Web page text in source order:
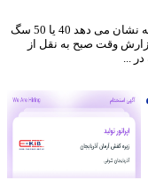
فیلمی دلخراش در فضای مجازی منتشر شده است که نشان می دهد 40 یا 50 سگ
وقت صبح به نقل از